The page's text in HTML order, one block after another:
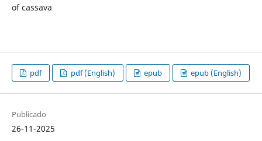
of cassava
pdf pdf (English) epub epub (English)
Publicado
26-11-2025